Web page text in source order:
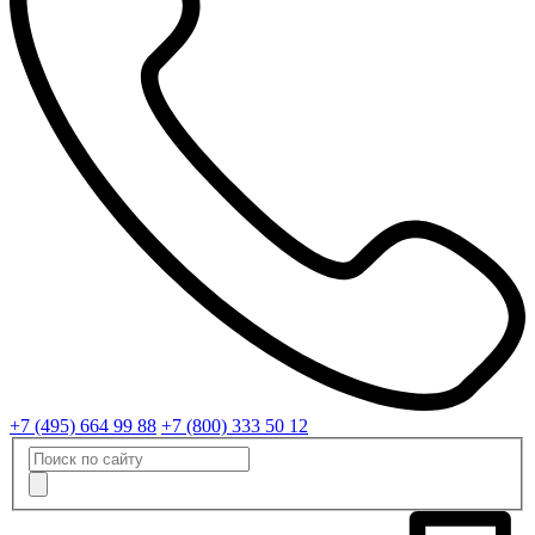
+7 (495) 664 99 88 +7 (800) 333 50 12